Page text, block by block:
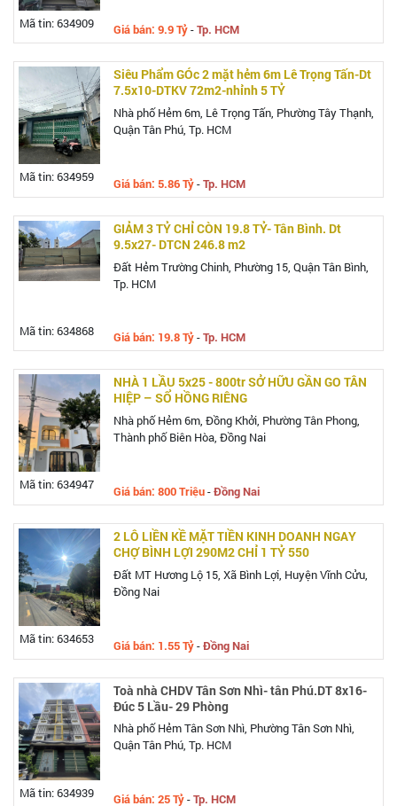
Mã tin: 634909 Giá bán: 9.9 Tỷ-Tp. HCM
Mã tin: 634959
Siêu Phẩm GÓc 2 mặt hẻm 6m Lê Trọng Tấn-Dt
7.5x10-DTKV 72m2-nhỉnh 5 TỶ
Nhà phố Hẻm 6m, Lê Trọng Tấn, Phường Tây Thạnh,
Quận Tân Phú, Tp. HCM
Giá bán: 5.86 Tỷ-Tp. HCM
Mã tin: 634868
GIẢM 3 TỶ CHỈ CÒN 19.8 TỶ- Tân Bình. Dt
9.5x27- DTCN 246.8 m2
Đất Hẻm Trường Chinh, Phường 15, Quận Tân Bình,
Tp. HCM
Giá bán: 19.8 Tỷ-Tp. HCM
Mã tin: 634947
NHÀ 1 LẦU 5x25 - 800tr SỞ HỮU GẦN GO TÂN
HIỆP – SỔ HỒNG RIÊNG
Nhà phố Hẻm 6m, Đồng Khởi, Phường Tân Phong,
Thành phố Biên Hòa, Đồng Nai
Giá bán: 800 Triệu-Đồng Nai
Mã tin: 634653
2 LÔ LIỀN KỀ MẶT TIỀN KINH DOANH NGAY
CHỢ BÌNH LỢI 290M2 CHỈ 1 TỶ 550
Đất MT Hương Lộ 15, Xã Bình Lợi, Huyện Vĩnh Cửu,
Đồng Nai
Giá bán: 1.55 Tỷ-Đồng Nai
Mã tin: 634939
Toà nhà CHDV Tân Sơn Nhì- tân Phú.DT 8x16-
Đúc 5 Lầu- 29 Phòng
Nhà phố Hẻm Tân Sơn Nhì, Phường Tân Sơn Nhì,
Quận Tân Phú, Tp. HCM
Giá bán: 25 Tỷ-Tp. HCM